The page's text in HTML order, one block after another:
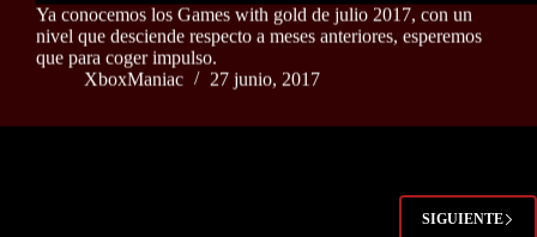
Ya conocemos los Games with gold de julio 2017, con un
nivel que desciende respecto a meses anteriores, esperemos
que para coger impulso.
XboxManiac
27 junio, 2017
SIGUIENTE